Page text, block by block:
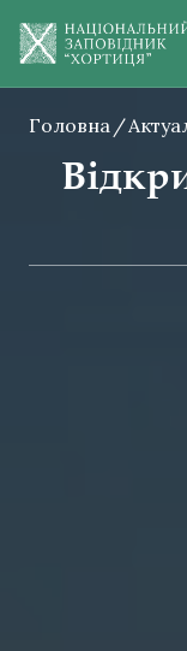
Головна